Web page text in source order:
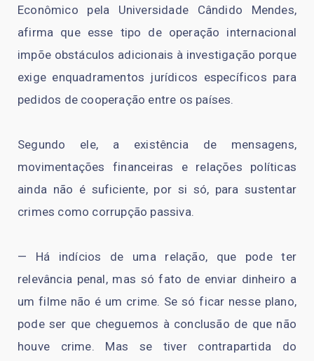
Econômico pela Universidade Cândido Mendes,
afirma que esse tipo de operação internacional
impõe obstáculos adicionais à investigação porque
exige enquadramentos jurídicos específicos para
pedidos de cooperação entre os países.
Segundo ele, a existência de mensagens,
movimentações financeiras e relações políticas
ainda não é suficiente, por si só, para sustentar
crimes como corrupção passiva.
— Há indícios de uma relação, que pode ter
relevância penal, mas só fato de enviar dinheiro a
um filme não é um crime. Se só ficar nesse plano,
pode ser que cheguemos à conclusão de que não
houve crime. Mas se tiver contrapartida do